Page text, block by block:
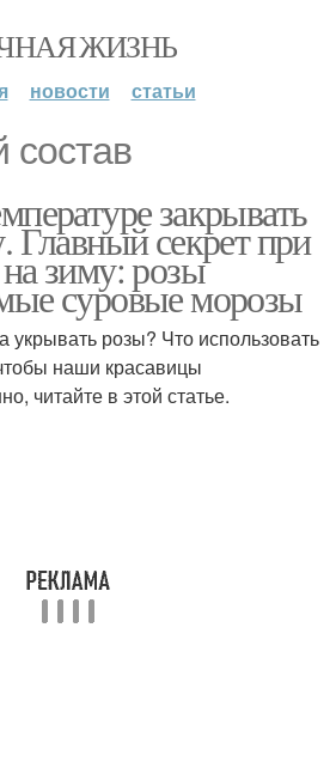
ЖИЗНЬ
новости статьи
закрывать
Главный секрет при
зиму: розы
суровые морозы
укрывать розы? Что использовать
наши красавицы
читайте в этой статье.